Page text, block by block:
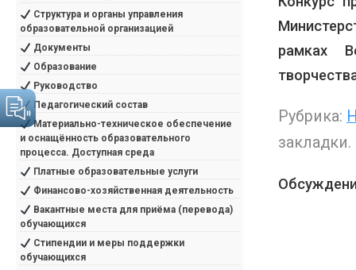
рамках
Рубрика:
закладки.
Структура и органы управления
образовательной организацией
Документы
Образование
Руководство
Педагогический состав
Материально-техническое обеспечение
и оснащённость образовательного
процесса. Доступная среда
Платные образовательные услуги
Финансово-хозяйственная деятельность
Вакантные места для приёма (перевода)
обучающихся
Стипендии и меры поддержки
обучающихся